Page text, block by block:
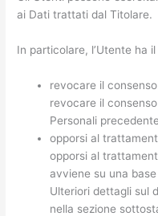
ai Dati trattati dal Titolare.
In particolare, l’Utente ha
revocare il
revocare il
Personali
opporsi al
opporsi al
avviene su una
Ulteriori dettagli sul
nella sezione